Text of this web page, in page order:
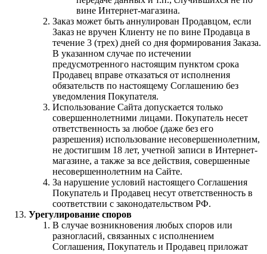
вине Интернет-магазина.
Заказ может быть аннулирован Продавцом, если
Заказ не вручен Клиенту не по вине Продавца в
течение 3 (трех) дней со дня формирования Заказа.
В указанном случае по истечении
предусмотренного настоящим пунктом срока
Продавец вправе отказаться от исполнения
обязательств по настоящему Соглашению без
уведомления Покупателя.
Использование Сайта допускается только
совершеннолетними лицами. Покупатель несет
ответственность за любое (даже без его
разрешения) использование несовершеннолетним,
не достигшим 18 лет, учетной записи в Интернет-
магазине, а также за все действия, совершенные
несовершеннолетним на Сайте.
За нарушение условий настоящего Соглашения
Покупатель и Продавец несут ответственность в
соответствии с законодательством РФ.
Урегулирование споров
В случае возникновения любых споров или
разногласий, связанных с исполнением
Соглашения, Покупатель и Продавец приложат